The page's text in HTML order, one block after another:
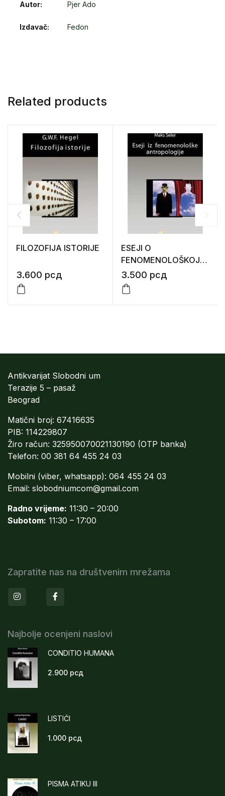
Autor Pjer Ado
Izdavač Fedon
Related products
FILOZOFIJA ISTORIJE
3.600 рсд
ESEJI O
FENOMENOLOŠKOJ
ANTROPOLOGIJI
3.500 рсд
Antikvarijat Slobodni um
Terazije 5 – pasaž
Beograd
Matični broj: 67416635
PIB: 114229807
Žiro račun: 325950070021130190 (OTP banka)
Telefon: 00 381 64 455 24 03
Mobilni (viber, whatsapp): 064 455 24 03
Email: slobodniumcom@gmail.com
Radno vrijeme: 11:30 – 20:00
Subotom: 11:30 – 17:00
Zapratite nas na društvenim mrežama
Instagram
Najbolje ocenjeni naslovi
CONDITIO HUMANA
2.900 рсд
LISTIĆI
1.000 рсд
PISMA ATIKU III